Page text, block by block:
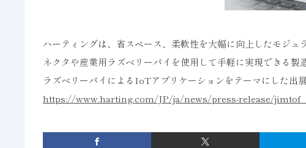
ハーティングは、省スペース、柔軟性を大幅に向上したモジ
ネクタや産業用ラズベリーパイを使用して手軽に実現できる
ラズベリーパイによるIoTアプリケーションをテーマにした出
https://www.harting.com/JP/ja/news/press-release/